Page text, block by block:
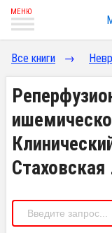
Все книги →